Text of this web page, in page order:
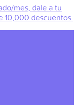
mes, dale a tu
10,000 descuentos.